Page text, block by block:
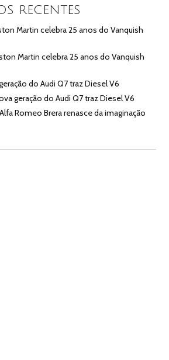
RECENTES
Martin celebra 25 anos do Vanquish
Martin celebra 25 anos do Vanquish
do Audi Q7 traz Diesel V6
geração do Audi Q7 traz Diesel V6
Alfa Romeo Brera renasce da imaginação